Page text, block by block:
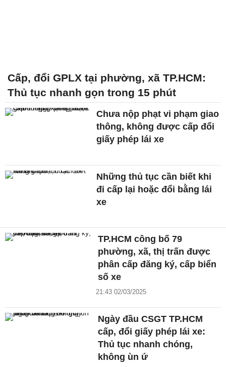
Cấp, đổi GPLX tại phường, xã TP.HCM:
Thủ tục nhanh gọn trong 15 phút
Chưa nộp phạt vi phạm giao
thông, không được cấp đổi
giấy phép lái xe
Những thủ tục cần biết khi
đi cấp lại hoặc đổi bằng lái
xe
TP.HCM công bố 79
phường, xã, thị trấn được
phân cấp đăng ký, cấp biển
số xe
21:43 02/03/2025
Ngày đầu CSGT TP.HCM
cấp, đổi giấy phép lái xe:
Thủ tục nhanh chóng,
không ùn ứ